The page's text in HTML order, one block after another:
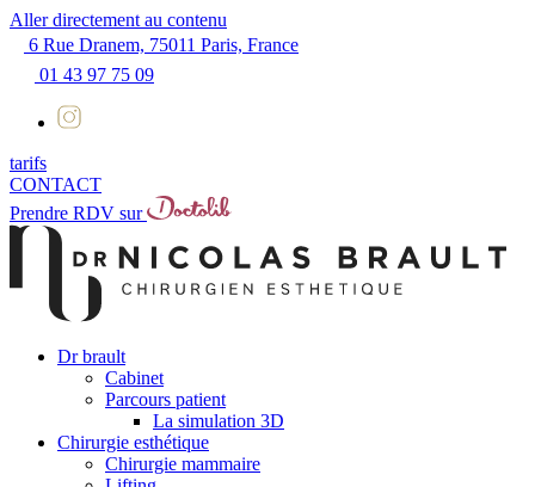
Aller directement au contenu
6 Rue Dranem, 75011 Paris, France
01 43 97 75 09
tarifs
CONTACT
Prendre RDV sur
Dr brault
Cabinet
Parcours patient
La simulation 3D
Chirurgie esthétique
Chirurgie mammaire